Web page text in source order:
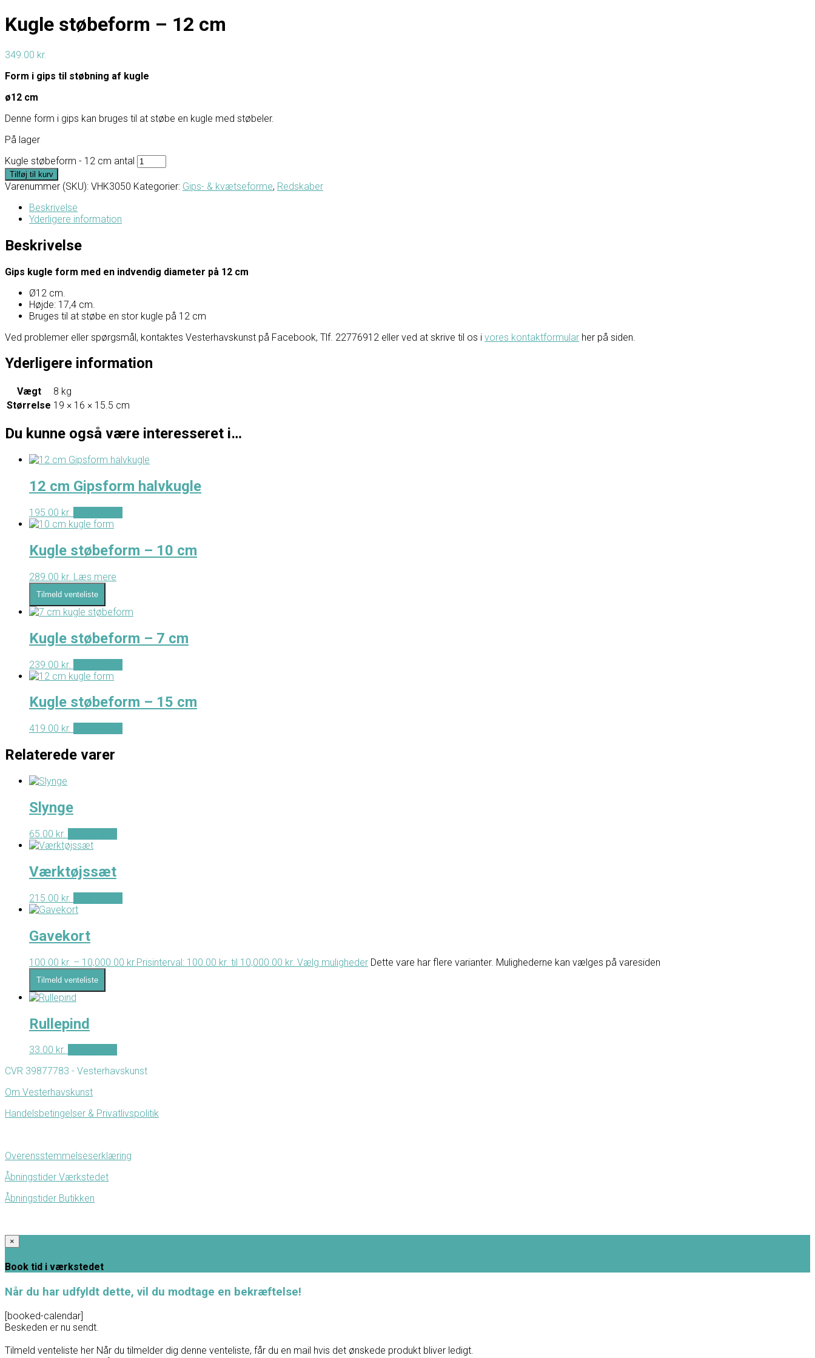
Kugle støbeform – 12 cm
349.00 kr.
Form i gips til støbning af kugle
ø12 cm
Denne form i gips kan bruges til at støbe en kugle med støbeler.
På lager
Kugle støbeform - 12 cm antal
Tilføj til kurv
Varenummer (SKU): VHK3050 Kategorier: Gips- & kvætseforme, Redskaber
Beskrivelse
Yderligere information
Beskrivelse
Gips kugle form med en indvendig diameter på 12 cm
Ø12 cm.
Højde: 17,4 cm.
Bruges til at støbe en stor kugle på 12 cm
Ved problemer eller spørgsmål, kontaktes Vesterhavskunst på Facebook, Tlf. 22776912 eller ved at skrive til os i vores kontaktformular her på siden.
Yderligere information
Vægt
8 kg
Størrelse 19 × 16 × 15.5 cm
Du kunne også være interesseret i…
12 cm Gipsform halvkugle
195.00 kr.
Kugle støbeform – 10 cm
289.00 kr. Læs mere
Tilmeld venteliste
Kugle støbeform – 7 cm
239.00 kr.
Kugle støbeform – 15 cm
419.00 kr.
Relaterede varer
Slynge
65.00 kr.
Værktøjssæt
215.00 kr.
Gavekort
100.00 kr. – 10,000.00 kr. Prisinterval: 100.00 kr. til 10,000.00 kr. Vælg muligheder Dette vare har flere varianter. Mulighederne kan vælges på varesiden
Tilmeld venteliste
Rullepind
33.00 kr.
CVR 39877783 - Vesterhavskunst
Om Vesterhavskunst
Handelsbetingelser & Privatlivspolitik
Overensstemmelseserklæring
Åbningstider Værkstedet
Åbningstider Butikken
×
Book tid i værkstedet
Når du har udfyldt dette, vil du modtage en bekræftelse!
[booked-calendar]
Beskeden er nu sendt.
Tilmeld venteliste her Når du tilmelder dig denne venteliste, får du en mail hvis det ønskede produkt bliver ledigt.